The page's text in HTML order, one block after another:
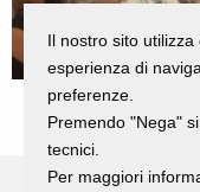
Il nostro sito
esperienza di
preferenze.
Premendo "Nega"
tecnici.
Per maggiori